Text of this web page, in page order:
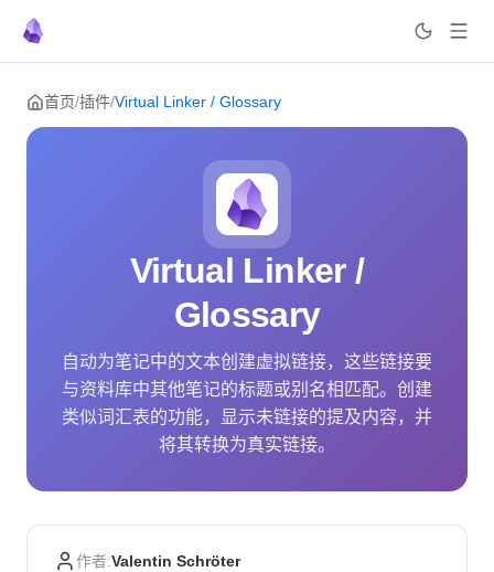
Skip to content
首页/插件/Virtual Linker / Glossary
Virtual Linker /
Glossary
自动为笔记中的文本创建虚拟链接，这些链接要
与资料库中其他笔记的标题或别名相匹配。创建
类似词汇表的功能，显示未链接的提及内容，并
将其转换为真实链接。
作者:Valentin Schröter